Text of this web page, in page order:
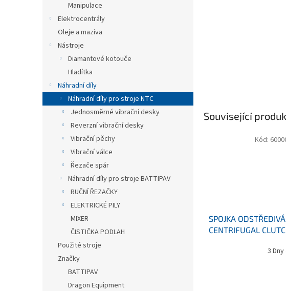
Manipulace
Elektrocentrály
Oleje a maziva
Nástroje
Diamantové kotouče
Hladítka
Náhradní díly
Náhradní díly pro stroje NTC
Jednosměrné vibrační desky
Reverzní vibrační desky
Vibrační pěchy
Vibrační válce
Řezače spár
Náhradní díly pro stroje BATTIPAV
RUČNÍ ŘEZAČKY
ELEKTRICKÉ PILY
MIXER
ČISTIČKA PODLAH
Použité stroje
Značky
BATTIPAV
Dragon Equipment
Související
SPOJKA
CENTRIFUGAL
3 Dny
Kód: